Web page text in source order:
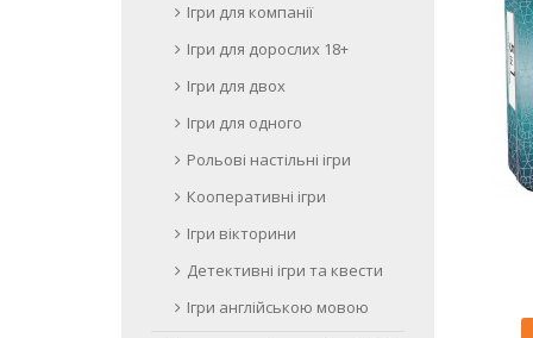
Ігри для компанії
Ігри для дорослих 18+
Ігри для двох
Ігри для одного
Рольові настільні ігри
Кооперативні ігри
Ігри вікторини
Детективні ігри та квести
Ігри англійською мовою